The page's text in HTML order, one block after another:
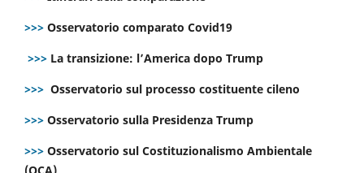
>>> Osservatorio comparato Covid19
>>> La transizione: l’America dopo Trump
>>> Osservatorio sul processo costituente cileno
>>> Osservatorio sulla Presidenza Trump
>>> Osservatorio sul Costituzionalismo Ambientale
(OCA)